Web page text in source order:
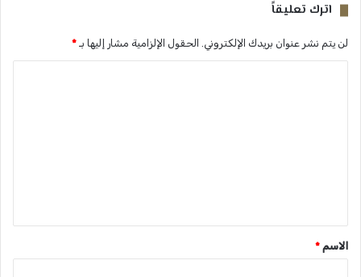
اترك تعليقاً
لن يتم نشر عنوان بريدك الإلكتروني. الحقول الإلزامية مشار إليها بـ *
*الاسم *